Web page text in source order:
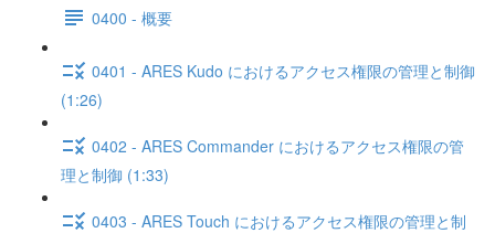
0400 - 概要
0401 - ARES Kudo におけるアクセス権限の管理と制御
(1:26)
0402 - ARES Commander におけるアクセス権限の管
理と制御 (1:33)
0403 - ARES Touch におけるアクセス権限の管理と制